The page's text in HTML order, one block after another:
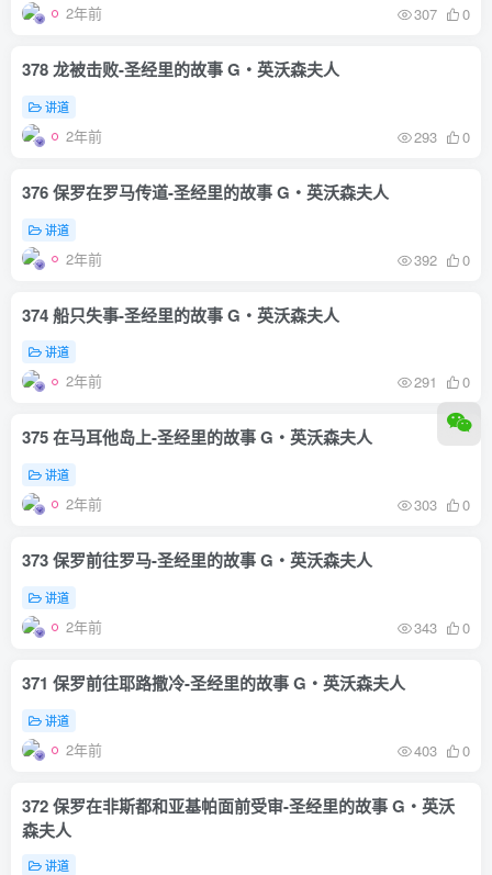
2年前 307 0
378 龙被击败-圣经里的故事 G‧英沃森夫人
讲道
2年前 293 0
376 保罗在罗马传道-圣经里的故事 G‧英沃森夫人
讲道
2年前 392 0
374 船只失事-圣经里的故事 G‧英沃森夫人
讲道
2年前 291 0
375 在马耳他岛上-圣经里的故事 G‧英沃森夫人
讲道
2年前 303 0
373 保罗前往罗马-圣经里的故事 G‧英沃森夫人
讲道
2年前 343 0
371 保罗前往耶路撒冷-圣经里的故事 G‧英沃森夫人
讲道
2年前 403 0
372 保罗在非斯都和亚基帕面前受审-圣经里的故事 G‧英沃
森夫人
讲道